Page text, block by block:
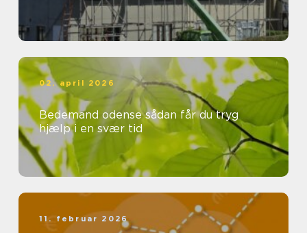
02. april 2026
Bedemand odense sådan får du tryg
hjælp i en svær tid
11. februar 2026